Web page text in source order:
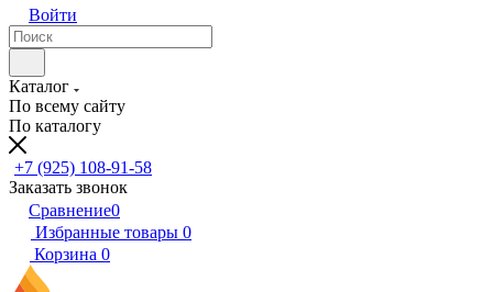
Войти
Каталог
По всему сайту
По каталогу
+7 (925) 108-91-58
Заказать звонок
Сравнение0
Избранные товары 0
Корзина 0